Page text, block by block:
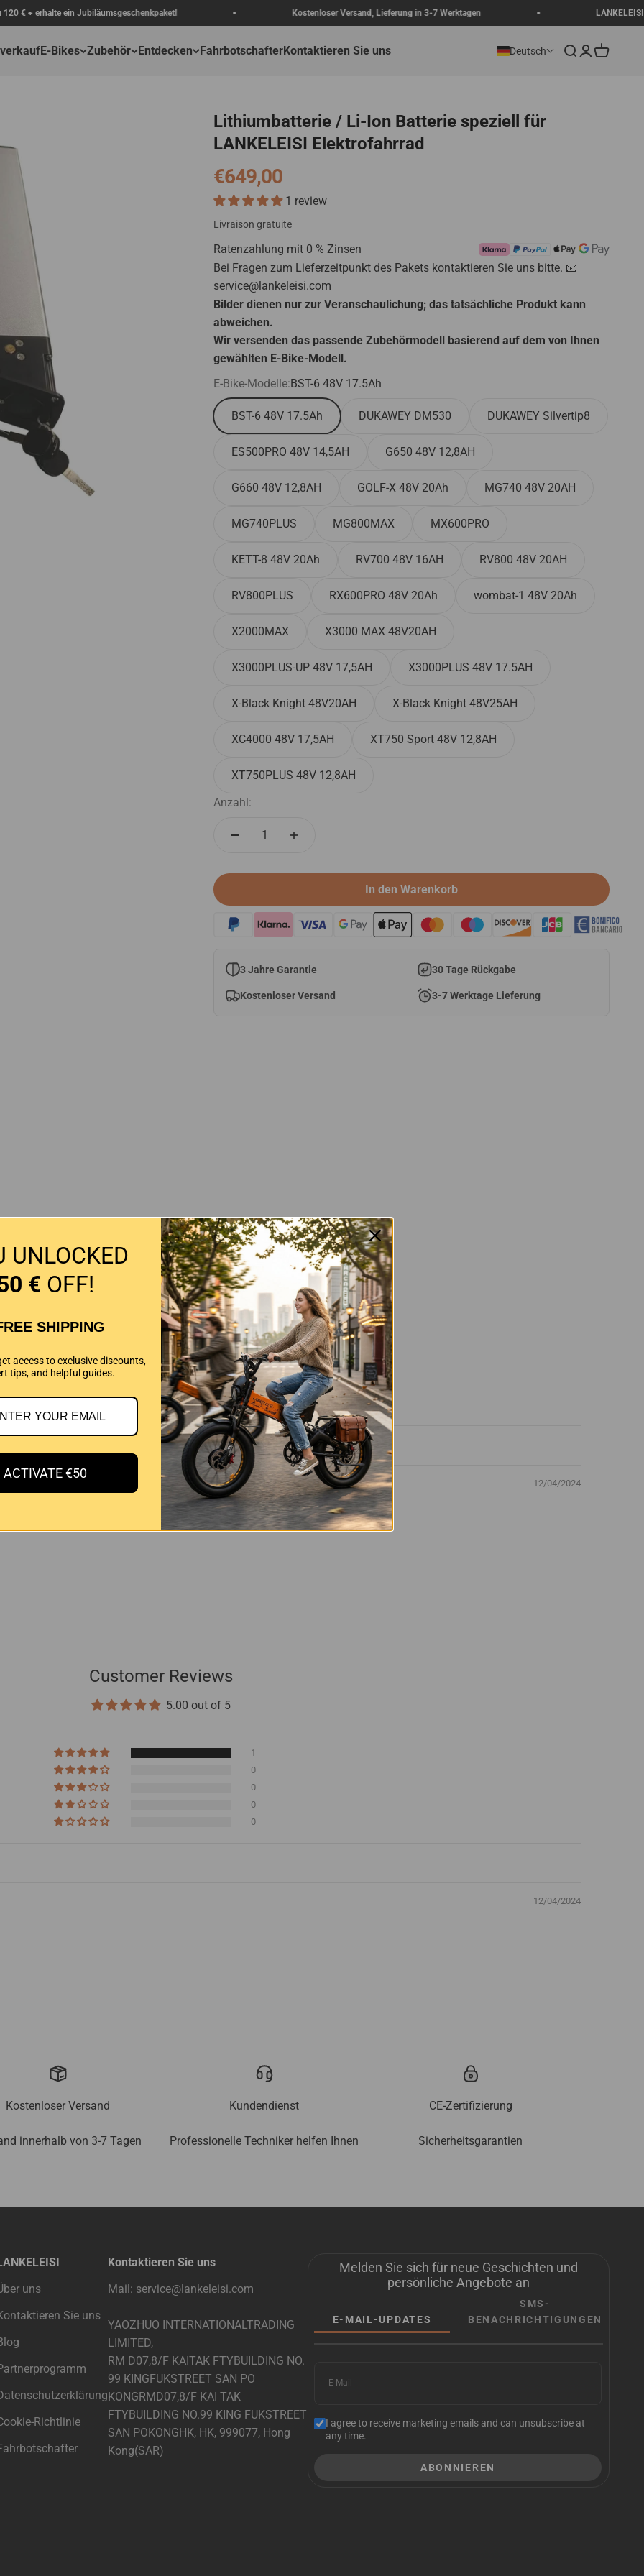
ein Jubiläumsgeschenkpaket! Kostenloser Versand, Lieferung in 3-7 Werktagen LANKELEISI-
E-Bikes Zubehör Entdecken FahrbotschafterKontaktieren Sie uns Deutsch SucheAnmelden
Lithiumbatterie / Li-Ion Batterie speziell für
LANKELEISI Elektrofahrrad
Angebot
€649,00
1 review
Livraison gratuite
Ratenzahlung mit 0 % Zinsen
Bei Fragen zum Lieferzeitpunkt des Pakets kontaktieren Sie uns bitte. 📧
service@lankeleisi.com
modname=ck
Bilder dienen nur zur Veranschaulichung;
Bilder dienen nur zur Veranschaulichung; das tatsächliche Produkt kann
abweichen.
Wir versenden das passende Zubehörmodell basierend auf dem von Ihnen
Das tatsächliche Produkt kann abweichen.
Wir versenden das passende Zubehörmodell basierend auf dem von Ihnen
gewählten E-Bike-Modell.
abweichen.
gewählten E-Bike-Modell.
Bilder dienen nur zur Veranschaulichung; das tatsächliche Produkt kann
abweichen.
Wir versenden das passende Zubehörmodell basierend auf dem von Ihnen
gewählten E-Bike-Modell.
E-Bike-Modelle:BST-6 48V 17.5Ah
BST-6 48V 17.5Ah DUKAWEY DM530 DUKAWEY Silvertip8
ES500PRO 48V 14,5AH G650 48V 12,8AH
G660 48V 12,8AH GOLF-X 48V 20Ah MG740 48V 20AH
MG740PLUS MG800MAX MX600PRO
KETT-8 48V 20Ah RV700 48V 16AH RV800 48V 20AH
RV800PLUS RX600PRO 48V 20Ah wombat-1 48V 20Ah
X2000MAX X3000 MAX 48V20AH
X3000PLUS-UP 48V 17,5AH X3000PLUS 48V 17.5AH
X-Black Knight 48V20AH X-Black Knight 48V25AH
XC4000 48V 17,5AH XT750 Sport 48V 12,8AH
XT750PLUS 48V 12,8AH
Anzahl:
In den Warenkorb
3 Jahre Garantie 30 Tage Rückgabe
Kostenloser Versand 3-7 Werktage Lieferung
Customer Reviews
5.00 out of 5
1
0
0
0
0
12/04/2024
Customer Reviews
5.00 out of 5
1
0
0
0
0
12/04/2024
Kostenloser Versand
innerhalb von 3-7 Tagen
Kundendienst
Professionelle Techniker helfen Ihnen
CE-Zertifizierung
Sicherheitsgarantien
uns
Sie uns
Richtlinie
Kontaktieren Sie uns
Mail: service@lankeleisi.com
YAOZHUO INTERNATIONALTRADING
LIMITED,
RM D07,8/F KAITAK FTYBUILDING NO.
99 KINGFUKSTREET SAN PO
KONGRMD07,8/F KAI TAK
FTYBUILDING NO.99 KING FUKSTREET
SAN POKONGHK, HK, 999077, Hong
Kong(SAR)
Melden Sie sich für neue Geschichten und
persönliche Angebote an
E-MAIL-UPDATES
SMS-
BENACHRICHTIGUNGEN
E-Mail
I agree to receive marketing emails and can unsubscribe at
any time.
ABONNIEREN
UNLOCKED
€ OFF!
SHIPPING
access to exclusive discounts,
tips, and helpful guides.
ACTIVATE €50